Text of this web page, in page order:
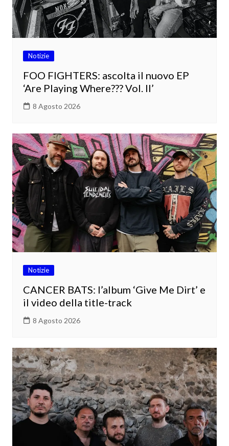
Notizie
FOO FIGHTERS: ascolta il nuovo EP
‘Are Playing Where??? Vol. II’
8 Agosto 2026
Notizie
CANCER BATS: l’album ‘Give Me Dirt’ e
il video della title-track
8 Agosto 2026